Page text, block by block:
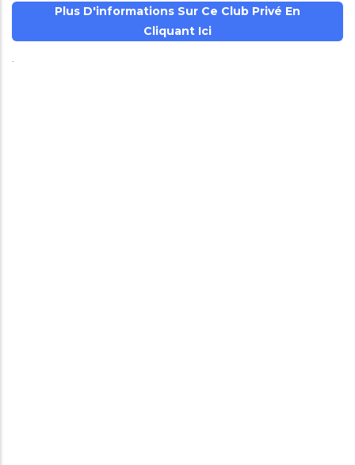
Plus D'informations Sur Ce Club Privé En
Cliquant Ici
.